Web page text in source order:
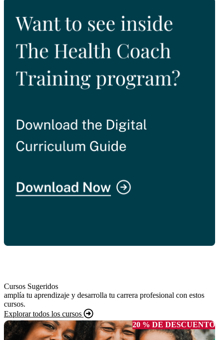
Cursos Sugeridos
amplía tu aprendizaje y desarrolla tu carrera profesional con estos
cursos.
Explorar todos los cursos
20 % DE DESCUENTO